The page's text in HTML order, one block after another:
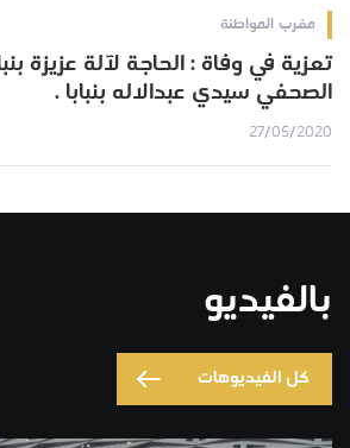
مغرب المواطنة
تعزية في وفاة : الحاجة لآلة عزيزة
الصحفي سيدي عبدالاله بنبابا .
27/05/2020
بالفيديو
كل الفيديوهات